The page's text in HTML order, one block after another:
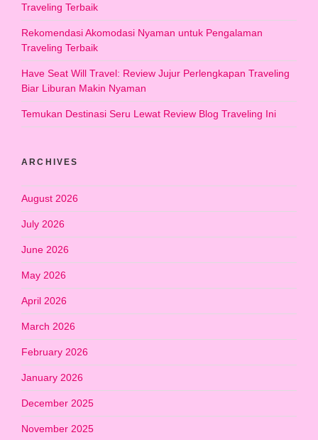
Traveling Terbaik
Rekomendasi Akomodasi Nyaman untuk Pengalaman
Traveling Terbaik
Have Seat Will Travel: Review Jujur Perlengkapan Traveling
Biar Liburan Makin Nyaman
Temukan Destinasi Seru Lewat Review Blog Traveling Ini
ARCHIVES
August 2026
July 2026
June 2026
May 2026
April 2026
March 2026
February 2026
January 2026
December 2025
November 2025